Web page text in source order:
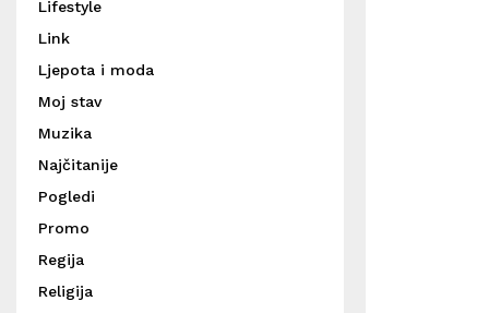
Lifestyle
Link
Ljepota i moda
Moj stav
Muzika
Najčitanije
Pogledi
Promo
Regija
Religija